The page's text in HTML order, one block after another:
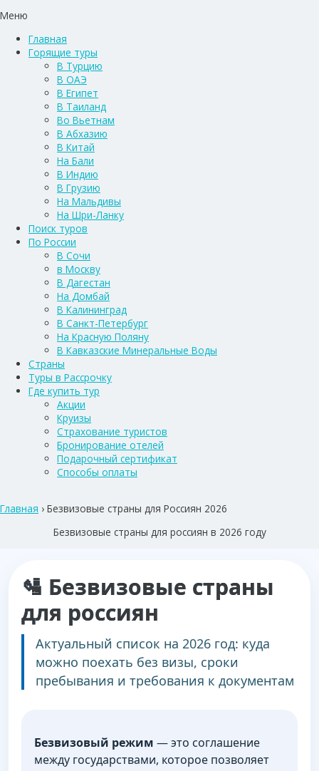
Меню
Главная
Горящие туры
В Турцию
В ОАЭ
В Египет
В Таиланд
Во Вьетнам
В Абхазию
В Китай
На Бали
В Индию
В Грузию
На Мальдивы
На Шри-Ланку
Поиск туров
По России
В Сочи
в Москву
В Дагестан
На Домбай
В Калининград
В Санкт-Петербург
На Красную Поляну
В Кавказские Минеральные Воды
Страны
Туры в Рассрочку
Где купить тур
Акции
Круизы
Страхование туристов
Бронирование отелей
Подарочный сертификат
Способы оплаты
Главная › Безвизовые страны для Россиян 2026
Безвизовые страны для россиян в 2026 году
🛂 Безвизовые страны
для россиян
Актуальный список на 2026 год: куда
можно поехать без визы, сроки
пребывания и требования к документам
Безвизовый режим — это соглашение
между государствами, которое позволяет